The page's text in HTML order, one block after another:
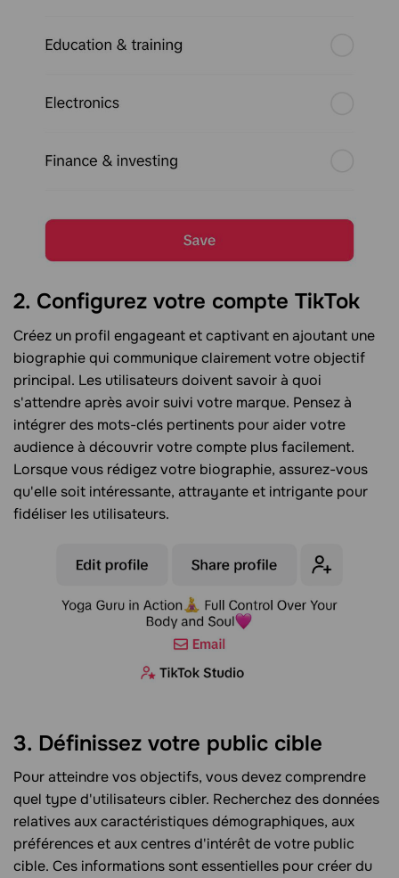
2. Configurez votre compte TikTok
Créez un profil engageant et captivant en ajoutant une
biographie qui communique clairement votre objectif
principal. Les utilisateurs doivent savoir à quoi
s'attendre après avoir suivi votre marque. Pensez à
intégrer des mots-clés pertinents pour aider votre
audience à découvrir votre compte plus facilement.
Lorsque vous rédigez votre biographie, assurez-vous
qu'elle soit intéressante, attrayante et intrigante pour
fidéliser les utilisateurs.
3. Définissez votre public cible
Pour atteindre vos objectifs, vous devez comprendre
quel type d'utilisateurs cibler. Recherchez des données
relatives aux caractéristiques démographiques, aux
préférences et aux centres d'intérêt de votre public
cible. Ces informations sont essentielles pour créer du